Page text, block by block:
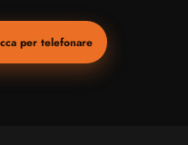
per telefonare